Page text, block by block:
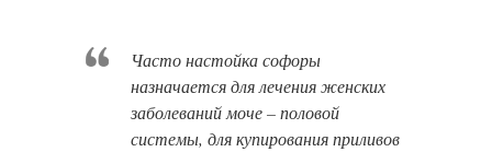
Часто настойка софоры
назначается для лечения женских
заболеваний моче – половой
системы, для купирования приливов